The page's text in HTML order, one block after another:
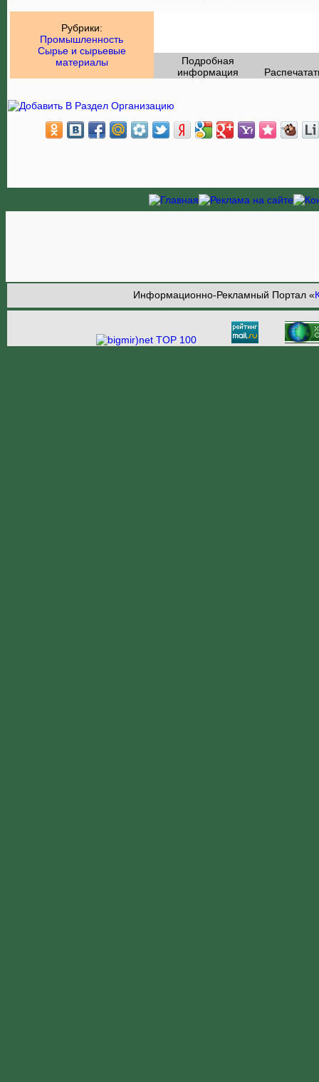
Рубрики:
Промышленность
Сырье и сырьевые
материалы
Подробная
информация
Информационно-Рекламный Портал «